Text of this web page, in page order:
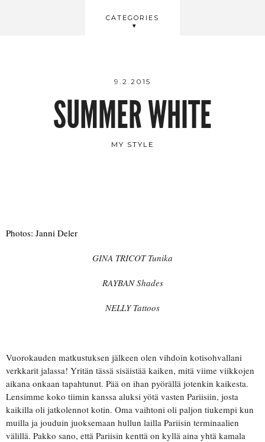
CATEGORIES
BEAUTY
9.2.2015
SUMMER WHITE
MY STYLE
Photos: Janni Deler
GINA TRICOT Tunika
RAYBAN Shades
NELLY Tattoos
Vuorokauden matkustuksen jälkeen olen vihdoin kotisohvallani
verkkarit jalassa! Yritän tässä sisäistää kaiken, mitä viime viikkojen
aikana onkaan tapahtunut. Pää on ihan pyörällä jotenkin kaikesta.
Lensimme koko tiimin kanssa aluksi yötä vasten Pariisiin, josta
kaikilla oli jatkolennot kotin. Oma vaihtoni oli paljon tiukempi kun
muilla ja jouduin juoksemaan hullun lailla Pariisin terminaalien
välillä. Pakko sano, että Pariisin kenttä on kyllä aina yhtä kamala